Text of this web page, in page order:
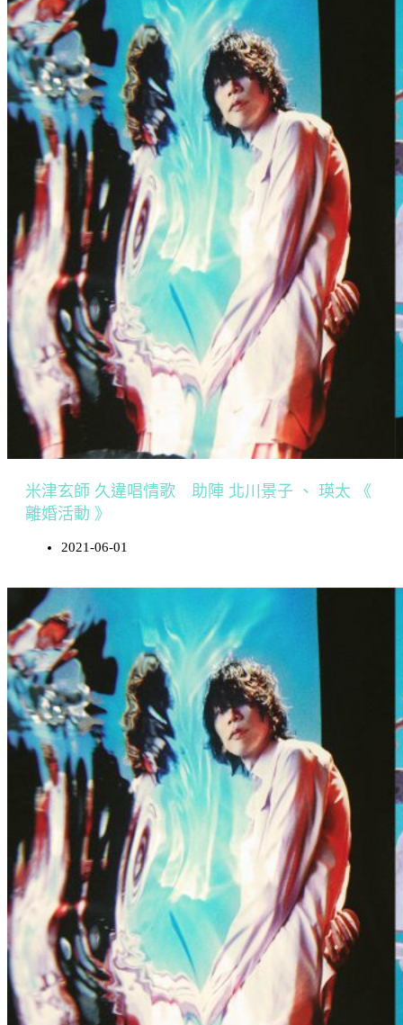
米津玄師 久違唱情歌 助陣 北川景子 、 瑛太 《
離婚活動 》
2021-06-01